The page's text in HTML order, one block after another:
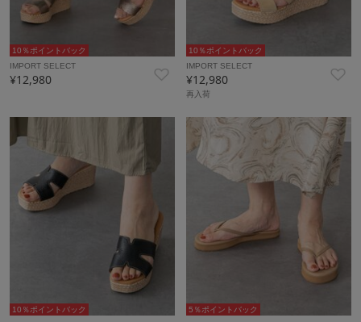
10％ポイントバック
IMPORT SELECT
¥12,980
10％ポイントバック
IMPORT SELECT
¥12,980
再入荷
10％ポイントバック
5％ポイントバック